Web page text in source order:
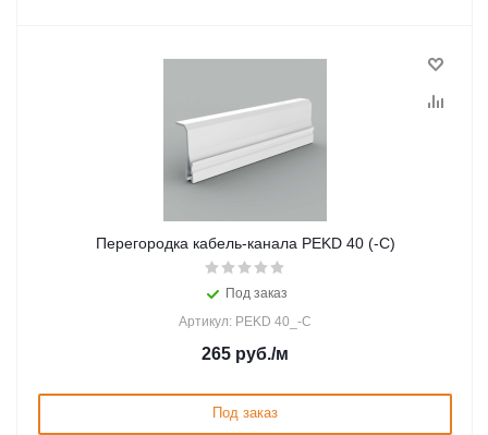
Перегородка кабель-канала PEKD 40 (-C)
Под заказ
Артикул: PEKD 40_-C
265 руб./м
Под заказ